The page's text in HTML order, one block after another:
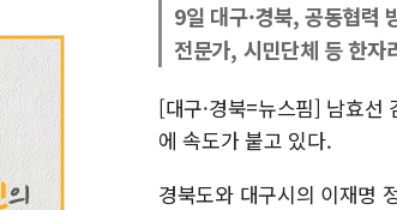
9일 대구·경북, 공동협력
전문가, 시민단체 등 한
[대구·경북=뉴스핌] 남효선
에 속도가 붙고 있다.
경북도와 대구시의 이재명